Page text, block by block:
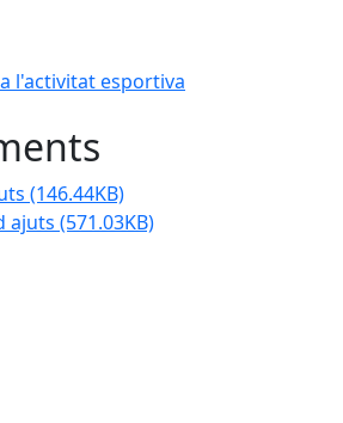
esportiva 2022-2023
(146.44KB)
ajuts (571.03KB)